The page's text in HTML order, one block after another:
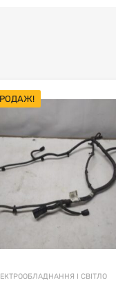
товары
І СВІТЛО